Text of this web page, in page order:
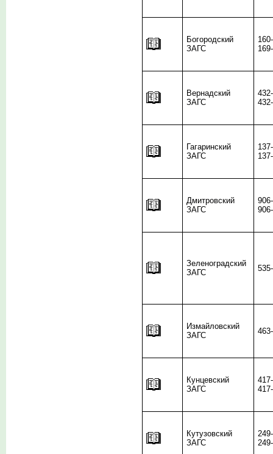
Богородский
ЗАГС
Вернадский
ЗАГС
Гагаринский
ЗАГС
Дмитровский
ЗАГС
Зеленоградский
ЗАГС
Измайловский
ЗАГС
Кунцевский
ЗАГС
Кутузовский
ЗАГС